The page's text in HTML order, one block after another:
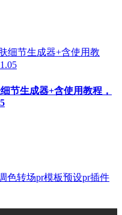
节生成器+含使用教程，
色转场pr模板预设pr插件